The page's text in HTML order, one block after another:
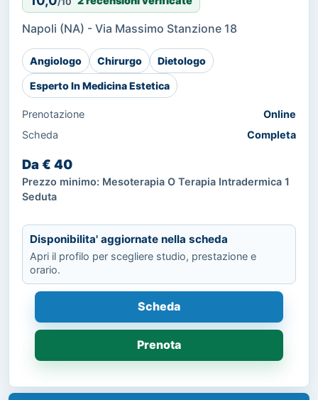
Napoli (NA) - Via Massimo Stanzione 18
Angiologo Chirurgo Dietologo
Esperto In Medicina Estetica
Prenotazione
Online
Scheda
Completa
Da € 40
Prezzo minimo: Mesoterapia O Terapia Intradermica 1
Seduta
Disponibilita' aggiornate nella scheda
Apri il profilo per scegliere studio, prestazione e
orario.
Scheda
Prenota